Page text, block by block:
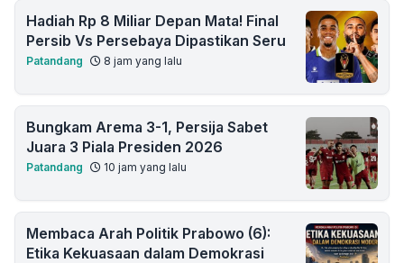
Hadiah Rp 8 Miliar Depan Mata! Final
Persib Vs Persebaya Dipastikan Seru
Patandang 8 jam yang lalu
Bungkam Arema 3-1, Persija Sabet
Juara 3 Piala Presiden 2026
Patandang 10 jam yang lalu
Membaca Arah Politik Prabowo (6):
Etika Kekuasaan dalam Demokrasi